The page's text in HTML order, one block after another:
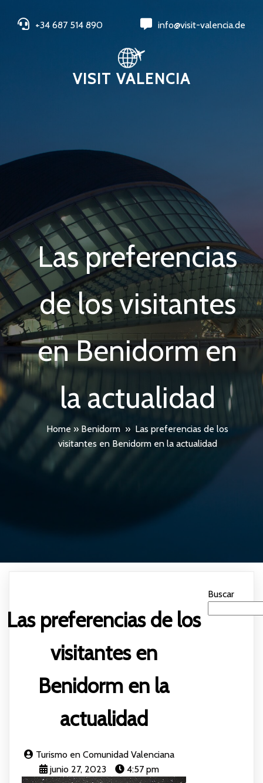
+34 687 514 890 info@visit-valencia.de
VISIT VALENCIA
Las preferencias
de los visitantes
en Benidorm en
la actualidad
Home » Benidorm » Las preferencias de los
visitantes en Benidorm en la actualidad
Las preferencias de los
visitantes en
Benidorm en la
actualidad
Turismo en Comunidad Valenciana
junio 27, 2023
4:57 pm
Buscar